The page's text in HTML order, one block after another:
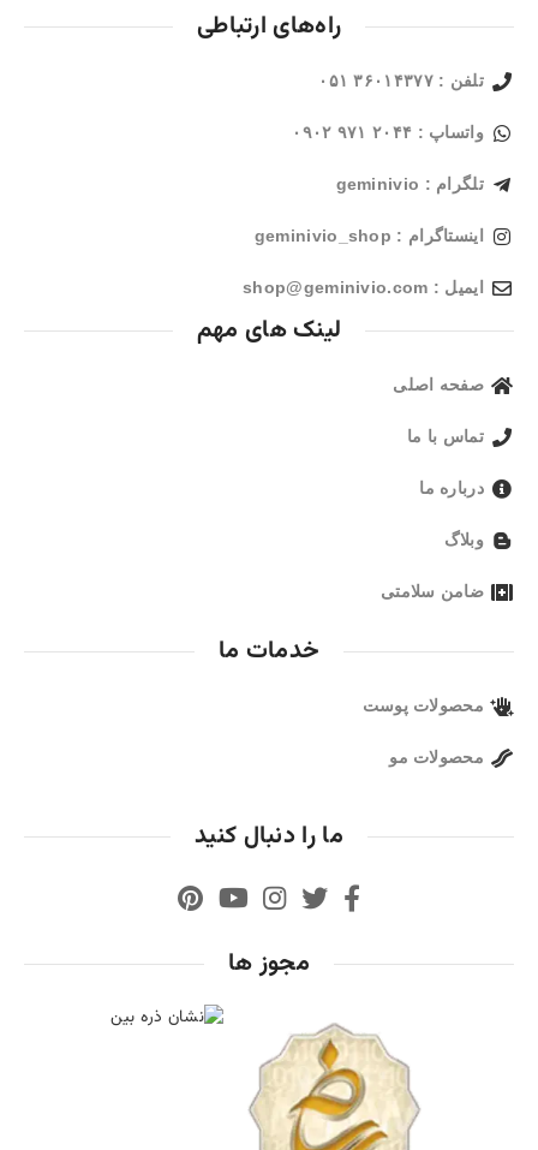
راه‌های ارتباطی
تلفن : ۳۶۰۱۴۳۷۷ ۰۵۱
واتساپ : ۲۰۴۴ ۹۷۱ ۰۹۰۲
تلگرام : geminivio
اینستاگرام : geminivio_shop
ایمیل : shop@geminivio.com​
لینک های مهم
صفحه اصلی
تماس با ما
درباره ما
وبلاگ
ضامن سلامتی
خدمات ما
محصولات پوست
محصولات مو
ما را دنبال کنید
مجوز ها